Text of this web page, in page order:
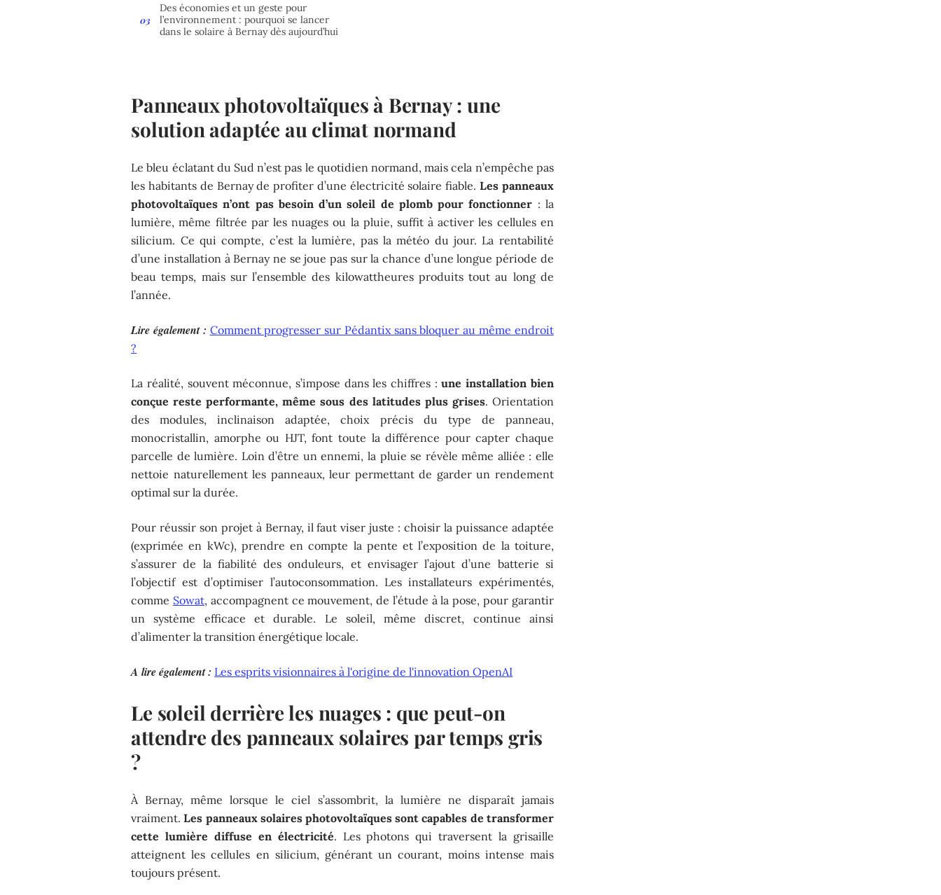
Des économies et un geste pour
l’environnement : pourquoi se lancer
dans le solaire à Bernay dès aujourd’hui
Panneaux photovoltaïques à Bernay : une
solution adaptée au climat normand
Le bleu éclatant du Sud n’est pas le quotidien normand, mais cela n’empêche pas
les habitants de Bernay de profiter d’une électricité solaire fiable.Les panneaux
photovoltaïques n’ont pas besoin d’un soleil de plomb pour fonctionner : la
lumière, même filtrée par les nuages ou la pluie, suffit à activer les cellules en
silicium. Ce qui compte, c’est la lumière, pas la météo du jour. La rentabilité
d’une installation à Bernay ne se joue pas sur la chance d’une longue période de
beau temps, mais sur l’ensemble des kilowattheures produits tout au long de
l’année.
Lire également : Comment progresser sur Pédantix sans bloquer au même endroit
?
La réalité, souvent méconnue, s’impose dans les chiffres :une installation bien
conçue reste performante, même sous des latitudes plus grises. Orientation
des modules, inclinaison adaptée, choix précis du type de panneau,
monocristallin, amorphe ou HJT, font toute la différence pour capter chaque
parcelle de lumière. Loin d’être un ennemi, la pluie se révèle même alliée : elle
nettoie naturellement les panneaux, leur permettant de garder un rendement
optimal sur la durée.
Pour réussir son projet à Bernay, il faut viser juste : choisir la puissance adaptée
(exprimée en kWc), prendre en compte la pente et l’exposition de la toiture,
s’assurer de la fiabilité des onduleurs, et envisager l’ajout d’une batterie si
l’objectif est d’optimiser l’autoconsommation. Les installateurs expérimentés,
comme Sowat, accompagnent ce mouvement, de l’étude à la pose, pour garantir
un système efficace et durable. Le soleil, même discret, continue ainsi
d’alimenter la transition énergétique locale.
A lire également : Les esprits visionnaires à l'origine de l'innovation OpenAI
Le soleil derrière les nuages : que peut-on
attendre des panneaux solaires par temps gris
?
À Bernay, même lorsque le ciel s’assombrit, la lumière ne disparaît jamais
vraiment.Les panneaux solaires photovoltaïques sont capables de transformer
cette lumière diffuse en électricité. Les photons qui traversent la grisaille
atteignent les cellules en silicium, générant un courant, moins intense mais
toujours présent.